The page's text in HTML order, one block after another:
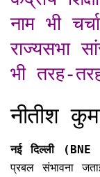
नाम भी
राज्यसभा
भी तरह-
नीतीश
नई दिल्ली (BNE
प्रबल संभावना